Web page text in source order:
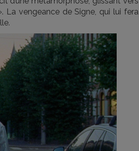
La vengeance de Signe, qui lui fera